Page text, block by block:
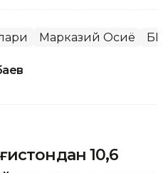
Марказий Осиё
10,6